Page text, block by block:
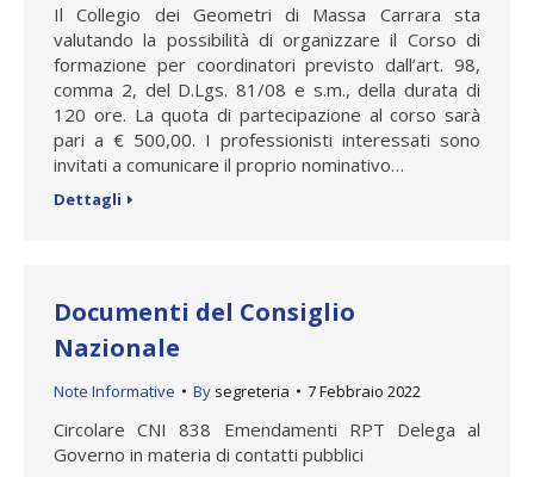
Il Collegio dei Geometri di Massa Carrara sta
valutando la possibilità di organizzare il Corso di
formazione per coordinatori previsto dall’art. 98,
comma 2, del D.Lgs. 81/08 e s.m., della durata di
120 ore. La quota di partecipazione al corso sarà
pari a € 500,00. I professionisti interessati sono
invitati a comunicare il proprio nominativo…
Dettagli
Documenti del Consiglio
Nazionale
Note Informative By segreteria 7 Febbraio 2022
Circolare CNI 838 Emendamenti RPT Delega al
Governo in materia di contatti pubblici